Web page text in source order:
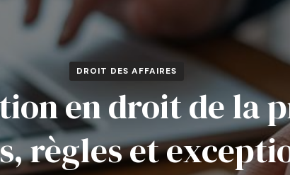
DROIT DES AFFAIRES
en droit de la
règles et